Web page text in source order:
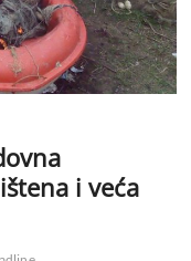
i veća